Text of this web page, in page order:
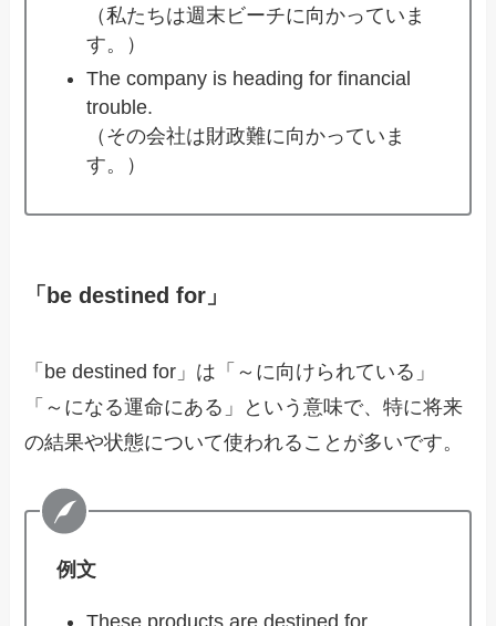
（私たちは週末ビーチに向かっていま
す。）
The company is heading for financial
trouble.
（その会社は財政難に向かっていま
す。）
「be destined for」
「be destined for」は「～に向けられている」
「～になる運命にある」という意味で、特に将来
の結果や状態について使われることが多いです。
例文
These products are destined for